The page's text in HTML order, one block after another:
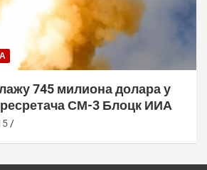
745 милиона долара у
СМ-3 Блоцк ИИА